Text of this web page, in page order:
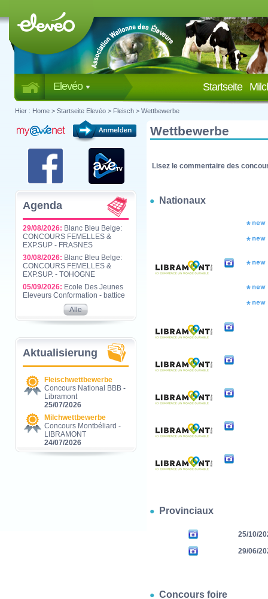
Elevéo Startseite
Hier : Home > Startseite Elevéo > Fleisch > Wettbewerbe
Agenda
29/08/2026: Blanc Bleu Belge:
CONCOURS FEMELLES &
EXP.SUP - FRASNES
30/08/2026: Blanc Bleu Belge:
CONCOURS FEMELLES &
EXP.SUP. - TOHOGNE
05/09/2026: Ecole Des Jeunes
Eleveurs Conformation - battice
Alle
Aktualisierung
Fleischwettbewerbe
Concours National BBB -
Libramont
25/07/2026
Milchwettbewerbe
Concours Montbéliard -
LIBRAMONT
24/07/2026
Wettbewerbe
Lisez le commentaire des
Nationaux
Provinciaux
25/10/
29/06/
Concours foire